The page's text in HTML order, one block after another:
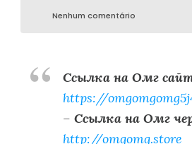
Nenhum comentário
Ссылка на Омг
https://
– Ссылка на Омг
http://omgomg.store